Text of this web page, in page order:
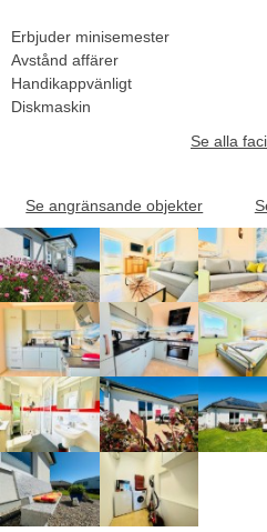
Erbjuder minisemester
Avstånd affärer
Handikappvänligt
Diskmaskin
Se alla
Se angränsande objekter